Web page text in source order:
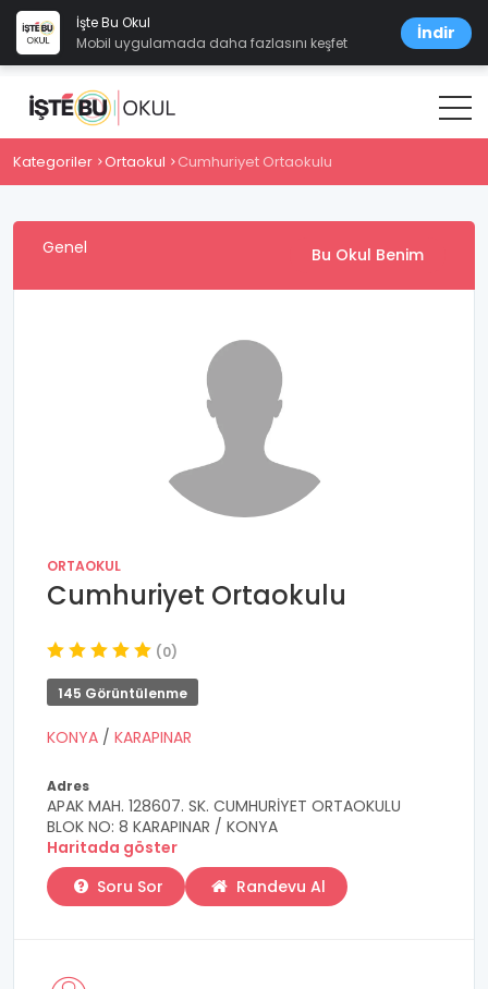
İşte Bu Okul
Mobil uygulamada daha fazlasını keşfet
İndir
Kategoriler Ortaokul Cumhuriyet Ortaokulu
Genel Bu Okul Benim
ORTAOKUL
Cumhuriyet Ortaokulu
(0)
145 Görüntülenme
KONYA / KARAPINAR
Adres
APAK MAH. 128607. SK. CUMHURİYET ORTAOKULU
BLOK NO: 8 KARAPINAR / KONYA
Haritada göster
Soru Sor
Randevu Al